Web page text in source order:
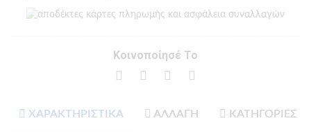
Κοινοποίησέ Το
ΧΑΡΑΚΤΗΡΙΣΤΙΚΑ ΑΛΛΑΓΗ ΚΑΤΗΓΟΡΙΕΣ